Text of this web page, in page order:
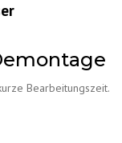
Bearbeitungszeit.